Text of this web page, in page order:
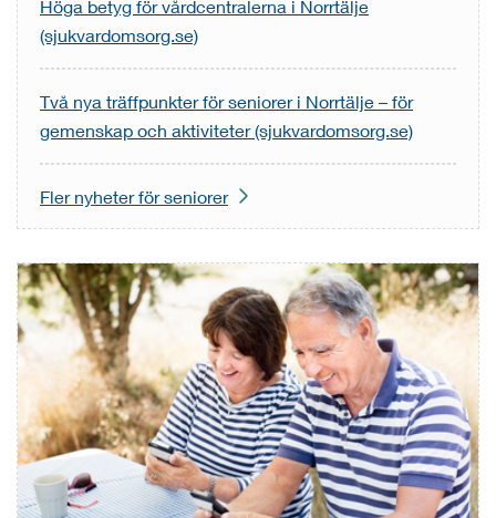
Höga betyg för vårdcentralerna i Norrtälje
(sjukvardomsorg.se)
Två nya träffpunkter för seniorer i Norrtälje – för
gemenskap och aktiviteter (sjukvardomsorg.se)
Fler nyheter för seniorer